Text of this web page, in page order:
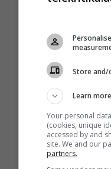
Store and/
Learn more
Your personal
(cookies, unique
accessed by and
site. We and our
partners.